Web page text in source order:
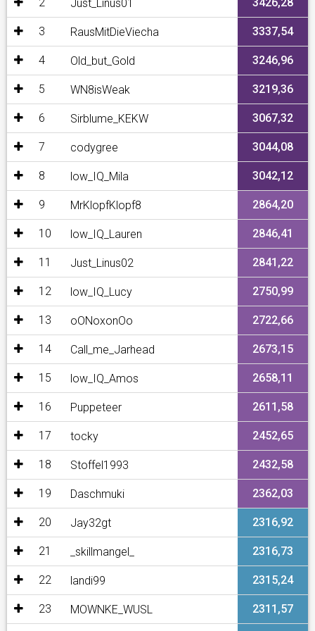
Just_Linus01
3 RausMitDieViecha 3337,54
4 Old_but_Gold 3246,96
5 WN8isWeak 3219,36
6 Sirblume_KEKW 3067,32
7 codygree 3044,08
8 low_IQ_Mila 3042,12
9 MrKlopfKlopf8 2864,20
10 low_IQ_Lauren 2846,41
11 Just_Linus02 2841,22
12 low_IQ_Lucy 2750,99
13 oONoxonOo 2722,66
14 Call_me_Jarhead 2673,15
15 low_IQ_Amos 2658,11
16 Puppeteer 2611,58
17 tocky 2452,65
18 Stoffel1993 2432,58
19 Daschmuki 2362,03
20 Jay32gt 2316,92
21 _skillmangel_ 2316,73
22 landi99 2315,24
23 MOWNKE_WUSL 2311,57